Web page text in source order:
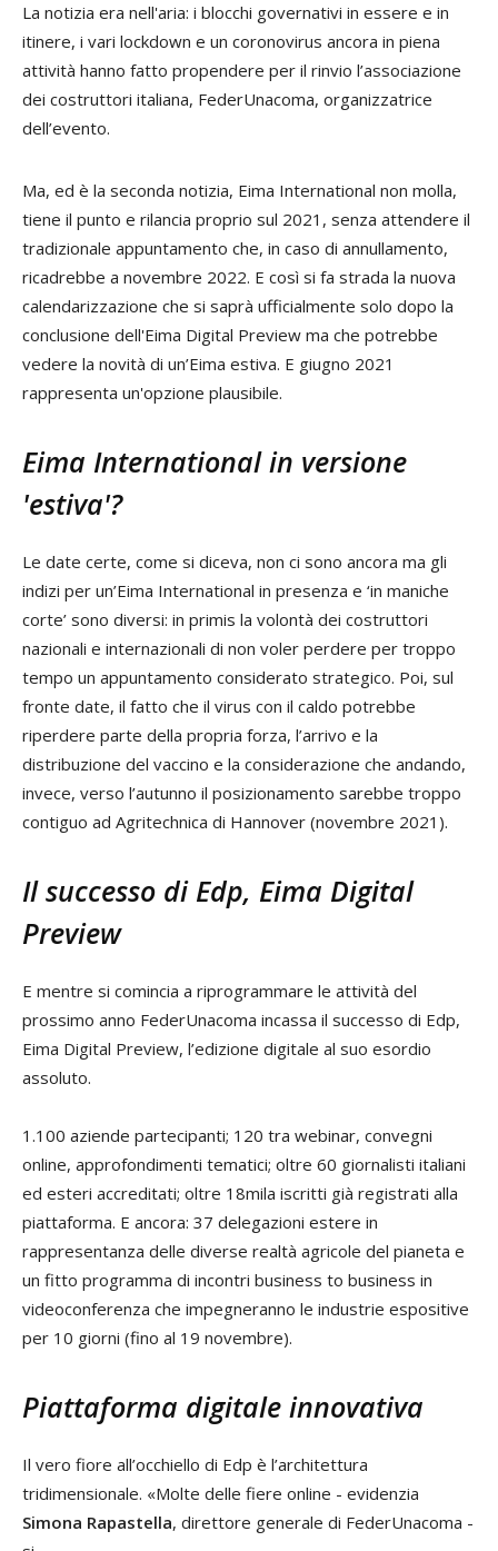
La notizia era nell'aria: i blocchi governativi in essere e in
itinere, i vari lockdown e un coronovirus ancora in piena
attività hanno fatto propendere per il rinvio l’associazione
dei costruttori italiana, FederUnacoma, organizzatrice
dell’evento.
Ma, ed è la seconda notizia, Eima International non molla,
tiene il punto e rilancia proprio sul 2021, senza attendere il
tradizionale appuntamento che, in caso di annullamento,
ricadrebbe a novembre 2022. E così si fa strada la nuova
calendarizzazione che si saprà ufficialmente solo dopo la
conclusione dell'Eima Digital Preview ma che potrebbe
vedere la novità di un’Eima estiva. E giugno 2021
rappresenta un'opzione plausibile.
Eima International in versione
'estiva'?
Le date certe, come si diceva, non ci sono ancora ma gli
indizi per un’Eima International in presenza e ‘in maniche
corte’ sono diversi: in primis la volontà dei costruttori
nazionali e internazionali di non voler perdere per troppo
tempo un appuntamento considerato strategico. Poi, sul
fronte date, il fatto che il virus con il caldo potrebbe
riperdere parte della propria forza, l’arrivo e la
distribuzione del vaccino e la considerazione che andando,
invece, verso l’autunno il posizionamento sarebbe troppo
contiguo ad Agritechnica di Hannover (novembre 2021).
Il successo di Edp, Eima Digital
Preview
E mentre si comincia a riprogrammare le attività del
prossimo anno FederUnacoma incassa il successo di Edp,
Eima Digital Preview, l’edizione digitale al suo esordio
assoluto.
1.100 aziende partecipanti; 120 tra webinar, convegni
online, approfondimenti tematici; oltre 60 giornalisti italiani
ed esteri accreditati; oltre 18mila iscritti già registrati alla
piattaforma. E ancora: 37 delegazioni estere in
rappresentanza delle diverse realtà agricole del pianeta e
un fitto programma di incontri business to business in
videoconferenza che impegneranno le industrie espositive
per 10 giorni (fino al 19 novembre).
Piattaforma digitale innovativa
Il vero fiore all’occhiello di Edp è l’architettura
tridimensionale. «Molte delle fiere online - evidenzia
Simona Rapastella, direttore generale di FederUnacoma -